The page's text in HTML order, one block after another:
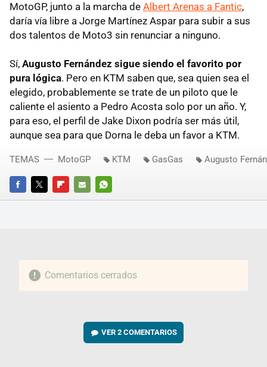
MotoGP, junto a la marcha de Albert Arenas a Fantic,
daría vía libre a Jorge Martínez Aspar para subir a sus
dos talentos de Moto3 sin renunciar a ninguno.
Sí, Augusto Fernández sigue siendo el favorito por
pura lógica. Pero en KTM saben que, sea quien sea el
elegido, probablemente se trate de un piloto que le
caliente el asiento a Pedro Acosta solo por un año. Y,
para eso, el perfil de Jake Dixon podría ser más útil,
aunque sea para que Dorna le deba un favor a KTM.
FACEBOOKTWITTERFLIPBOARD
E-
WHATSAPP
TEMAS MotoGP KTM GasGas Augusto
Comentarios cerrados
VER2 COMENTARIOS